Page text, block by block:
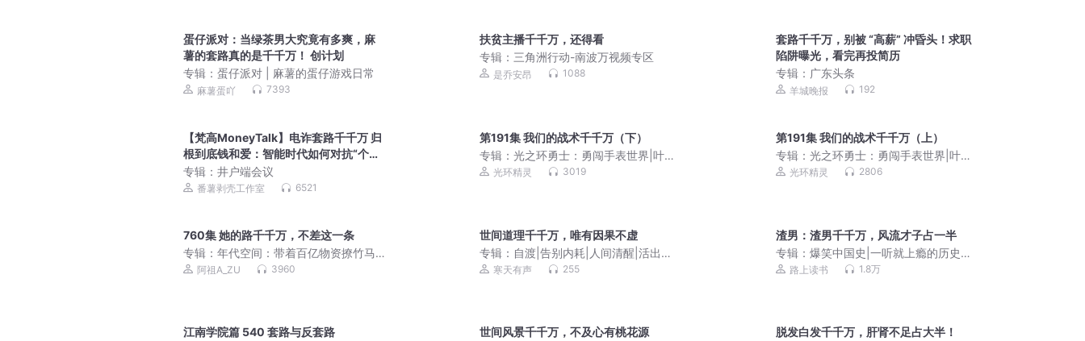
蛋仔派对：当绿茶男大究竟有多爽，麻
薯的套路真的是千千万！ 创计划
专辑： 蛋仔派对 | 麻薯的蛋仔游戏日常
麻薯蛋吖 7393
扶贫主播千千万，还得看
专辑： 三角洲行动-南波万视频专区
是乔安昂 1088
套路千千万，别被 “高薪” 冲昏头！求职
陷阱曝光，看完再投简历
专辑： 广东头条
羊城晚报 192
【梵高MoneyTalk】电诈套路千千万 归
根到底钱和爱：智能时代如何对抗“个资
裸奔”？
专辑： 井户端会议
番薯剥壳工作室 6521
第191集 我们的战术千千万（下）
专辑：光之环勇士：勇闯手表世界|叶星
辰|热血冒险
光环精灵 3019
第191集 我们的战术千千万（上）
专辑：光之环勇士：勇闯手表世界|叶星
辰|热血冒险
光环精灵 2806
760集 她的路千千万，不差这一条
专辑： 年代空间：带着百亿物资撩竹马|
穿越七零|爆笑欢脱甜宠种田文|真人多人
阿祖A_ZU 3960
世间道理千千万，唯有因果不虚
专辑： 自渡|告别内耗|人间清醒|活出想
要的人生|夜听治愈
寒天有声 255
渣男：渣男千千万，风流才子占一半
专辑：爆笑中国史|一听就上瘾的历史冷
知识|良辰周趣读《左传》《史记》|李白
路上读书 1.8万
江南学院篇 540 套路与反套路
世间风景千千万，不及心有桃花源
脱发白发千千万，肝肾不足占大半！